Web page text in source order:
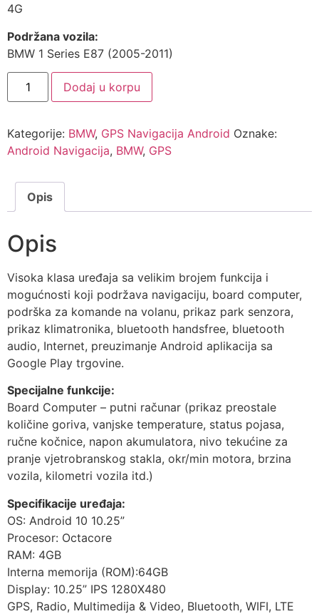
4G
Podržana vozila:
BMW 1 Series E87 (2005-2011)
GPS
Navigacija
BMW
Series
Android
količina
Dodaj u korpu
Kategorije: BMW, GPS Navigacija Android Oznake:
Android Navigacija, BMW, GPS
Opis
Opis
Visoka klasa uređaja sa velikim brojem funkcija i
mogućnosti koji podržava navigaciju, board computer,
podrška za komande na volanu, prikaz park senzora,
prikaz klimatronika, bluetooth handsfree, bluetooth
audio, Internet, preuzimanje Android aplikacija sa
Google Play trgovine.
Specijalne funkcije:
Board Computer – putni računar (prikaz preostale
količine goriva, vanjske temperature, status pojasa,
ručne kočnice, napon akumulatora, nivo tekućine za
pranje vjetrobranskog stakla, okr/min motora, brzina
vozila, kilometri vozila itd.)
Specifikacije uređaja:
OS: Android 10 10.25”
Procesor: Octacore
RAM: 4GB
Interna memorija (ROM):64GB
Display: 10.25” IPS 1280X480
GPS, Radio, Multimedija & Video, Bluetooth, WIFI, LTE